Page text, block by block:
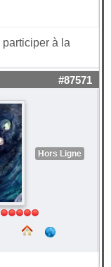
participer à la
#87571
Hors Ligne